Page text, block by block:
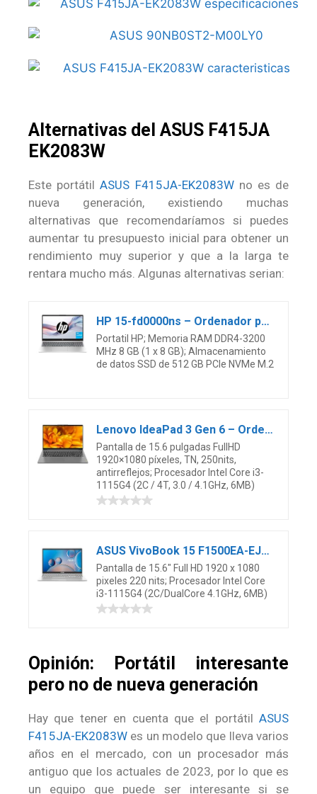
Alternativas del ASUS F415JA
EK2083W
Este portátilASUS F415JA-EK2083Wno es de
nueva generación, existiendo muchas
alternativas que recomendaríamos si puedes
aumentar tu presupuesto inicial para obtener un
rendimiento muy superior y que a la larga te
rentara mucho más. Algunas alternativas serian:
HP 15-fd0000ns – Ordenador portátil de 15.6″ Full HD (Intel Core i3-N305, 8GB RAM, 512GB SSD, Intel UHD Graphics, Sin Sistema Operativo) Plata y Azul- Teclado QWERTY Español
Portatil HP; Memoria RAM DDR4-3200
MHz 8 GB (1 x 8 GB); Almacenamiento
de datos SSD de 512 GB PCIe NVMe M.2
Lenovo IdeaPad 3 Gen 6 – Ordenador Portátil 15.6″ FullHD (Intel Core i3-1115G4, 8GB RAM, 256GB SSD, Intel UHD Graphics, Sin Sistema Operativo) Gris – Teclado QWERTY Español
Pantalla de 15.6 pulgadas FullHD
1920×1080 píxeles, TN, 250nits,
antirreflejos; Procesador Intel Core i3-
1115G4 (2C / 4T, 3.0 / 4.1GHz, 6MB)
ASUS VivoBook 15 F1500EA-EJ3100 – Ordenador Portátil de 15.6″ Full HD (Intel Core i3-1115G4, 8GB RAM, 256GB SSD, UHD Graphics, Sin Sistema operativo) Color Plateado – Teclado QWERTY Español
Pantalla de 15.6″ Full HD 1920 x 1080
pixeles 220 nits; Procesador Intel Core
i3-1115G4 (2C/DualCore 4.1GHz, 6MB)
Opinión: Portátil interesante
pero no de nueva generación
Hay que tener en cuenta que el portátil ASUS
F415JA-EK2083W es un modelo que lleva varios
años en el mercado, con un procesador más
antiguo que los actuales de 2023, por lo que es
un equipo que puede ser interesante si se